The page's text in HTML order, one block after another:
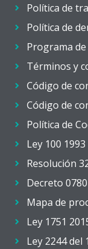
Política de
Política de
Programa
Términos y
Código de
Código de
Política de
Ley 100 1993
Resolución
Decreto 0780
Mapa de
Ley 1751
Ley 2244 del